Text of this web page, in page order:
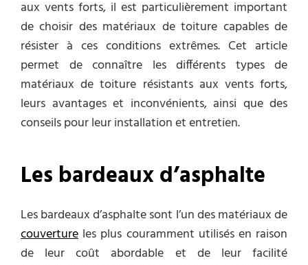
aux vents forts, il est particulièrement important
de choisir des matériaux de toiture capables de
résister à ces conditions extrêmes. Cet article
permet de connaître les différents types de
matériaux de toiture résistants aux vents forts,
leurs avantages et inconvénients, ainsi que des
conseils pour leur installation et entretien.
Les bardeaux d’asphalte
Les bardeaux d’asphalte sont l’un des matériaux de
couverture les plus couramment utilisés en raison
de leur coût abordable et de leur facilité